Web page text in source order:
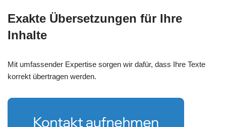
Exakte Übersetzungen für Ihre
Inhalte
Mit umfassender Expertise sorgen wir dafür, dass Ihre Texte
korrekt übertragen werden.